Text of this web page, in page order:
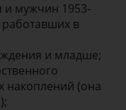
и мужчин 1953-
в
и младше;
накоплений (она